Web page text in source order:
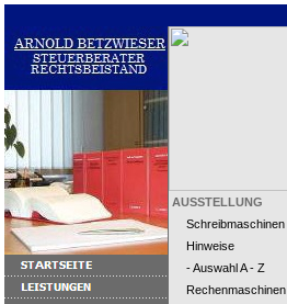
AUSSTELLUNG
Schreibmaschinen
Hinweise
- Auswahl A - Z
Rechenmaschinen